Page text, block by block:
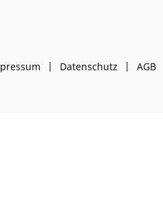
Datenschutz AGB